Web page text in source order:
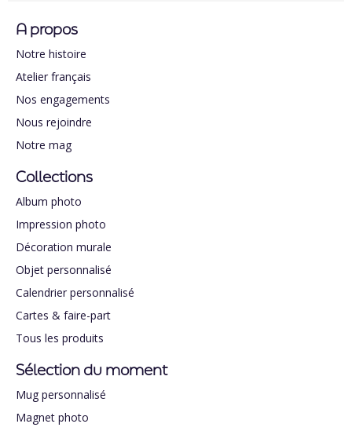
A propos
Notre histoire
Atelier français
Nos engagements
Nous rejoindre
Notre mag
Collections
Album photo
Impression photo
Décoration murale
Objet personnalisé
Calendrier personnalisé
Cartes & faire-part
Tous les produits
Sélection du moment
Mug personnalisé
Magnet photo